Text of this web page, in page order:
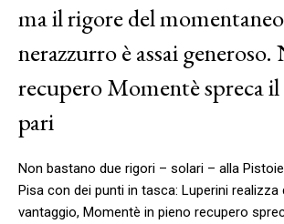
ma il rigore del
nerazzurro è assai generoso.
recupero Momentè spreca
pari
Non bastano due rigori – solari – alla
Pisa con dei punti in tasca: Luperini realizza
vantaggio, Momentè in pieno recupero